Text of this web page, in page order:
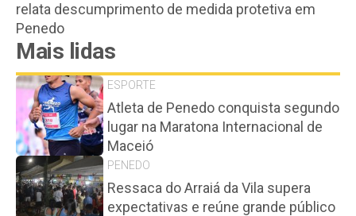
relata descumprimento de medida protetiva em
Penedo
Mais lidas
ESPORTE
Atleta de Penedo conquista segundo
lugar na Maratona Internacional de
Maceió
PENEDO
Ressaca do Arraiá da Vila supera
expectativas e reúne grande público